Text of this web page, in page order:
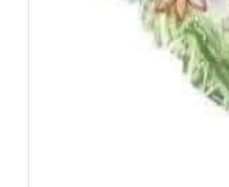
Afbeelding(en)
Afbeelding(en)